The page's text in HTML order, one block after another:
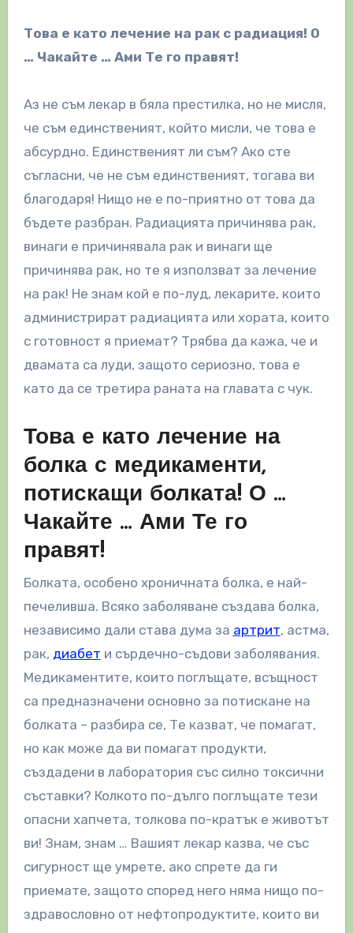
Това е като лечение на рак с радиация! О
… Чакайте … Ами Те го правят!
Аз не съм лекар в бяла престилка, но не мисля,
че съм единственият, който мисли, че това е
абсурдно. Единственият ли съм? Ако сте
съгласни, че не съм единственият, тогава ви
благодаря! Нищо не е по-приятно от това да
бъдете разбран. Радиацията причинява рак,
винаги е причинявала рак и винаги ще
причинява рак, но те я използват за лечение
на рак! Не знам кой е по-луд, лекарите, които
администрират радиацията или хората, които
с готовност я приемат? Трябва да кажа, че и
двамата са луди, защото сериозно, това е
като да се третира раната на главата с чук.
Това е като лечение на
болка с медикаменти,
потискащи болката! О …
Чакайте … Ами Те го
правят!
Болката, особено хроничната болка, е най-
печеливша. Всяко заболяване създава болка,
независимо дали става дума за артрит, астма,
рак, диабет и сърдечно-съдови заболявания.
Медикаментите, които поглъщате, всъщност
са предназначени основно за потискане на
болката – разбира се, Те казват, че помагат,
но как може да ви помагат продукти,
създадени в лаборатория със силно токсични
съставки? Колкото по-дълго поглъщате тези
опасни хапчета, толкова по-кратък е животът
ви! Знам, знам … Вашият лекар казва, че със
сигурност ще умрете, ако спрете да ги
приемате, защото според него няма нищо по-
здравословно от нефтопродуктите, които ви